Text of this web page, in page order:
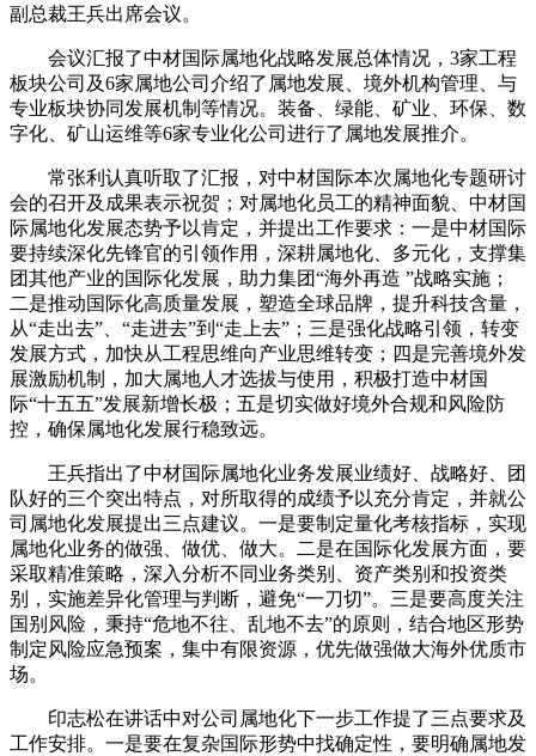
副总裁王兵出席会议。
会议汇报了中材国际属地化战略发展总体情况，3家工程
板块公司及6家属地公司介绍了属地发展、境外机构管理、与
专业板块协同发展机制等情况。装备、绿能、矿业、环保、数
字化、矿山运维等6家专业化公司进行了属地发展推介。
常张利认真听取了汇报，对中材国际本次属地化专题研讨
会的召开及成果表示祝贺；对属地化员工的精神面貌、中材国
际属地化发展态势予以肯定，并提出工作要求：一是中材国际
要持续深化先锋官的引领作用，深耕属地化、多元化，支撑集
团其他产业的国际化发展，助力集团“海外再造 ”战略实施；
二是推动国际化高质量发展，塑造全球品牌，提升科技含量，
从“走出去”、“走进去”到“走上去”；三是强化战略引领，转变
发展方式，加快从工程思维向产业思维转变；四是完善境外发
展激励机制，加大属地人才选拔与使用，积极打造中材国
际“十五五”发展新增长极；五是切实做好境外合规和风险防
控，确保属地化发展行稳致远。
王兵指出了中材国际属地化业务发展业绩好、战略好、团
队好的三个突出特点，对所取得的成绩予以充分肯定，并就公
司属地化发展提出三点建议。一是要制定量化考核指标，实现
属地化业务的做强、做优、做大。二是在国际化发展方面，要
采取精准策略，深入分析不同业务类别、资产类别和投资类
别，实施差异化管理与判断，避免“一刀切”。三是要高度关注
国别风险，秉持“危地不往、乱地不去”的原则，结合地区形势
制定风险应急预案，集中有限资源，优先做强做大海外优质市
场。
印志松在讲话中对公司属地化下一步工作提了三点要求及
工作安排。一是要在复杂国际形势中找确定性，要明确属地发